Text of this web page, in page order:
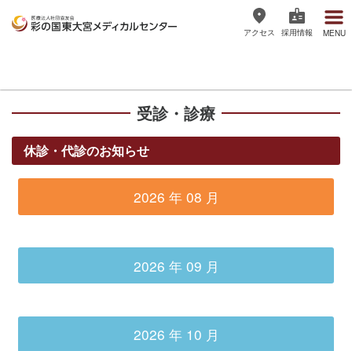
メディカルセンター
アクセス 採用情報 MENU
受診・診療
休診・代診のお知らせ
2026 年 08 月
2026 年 09 月
2026 年 10 月